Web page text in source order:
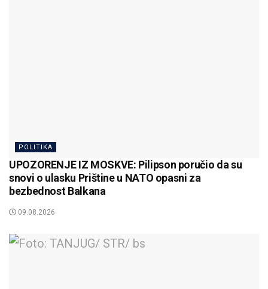
POLITIKA
UPOZORENJE IZ MOSKVE: Pilipson poručio da su
snovi o ulasku Prištine u NATO opasni za
bezbednost Balkana
09.08.2026